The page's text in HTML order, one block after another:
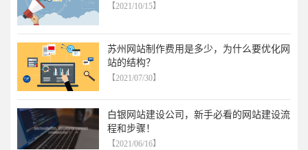
【2021/10/15】
苏州网站制作费用是多少，为什么要优化网
站的结构？
【2021/07/30】
白银网站建设公司，新手必看的网站建设流
程和步骤！
【2021/06/16】